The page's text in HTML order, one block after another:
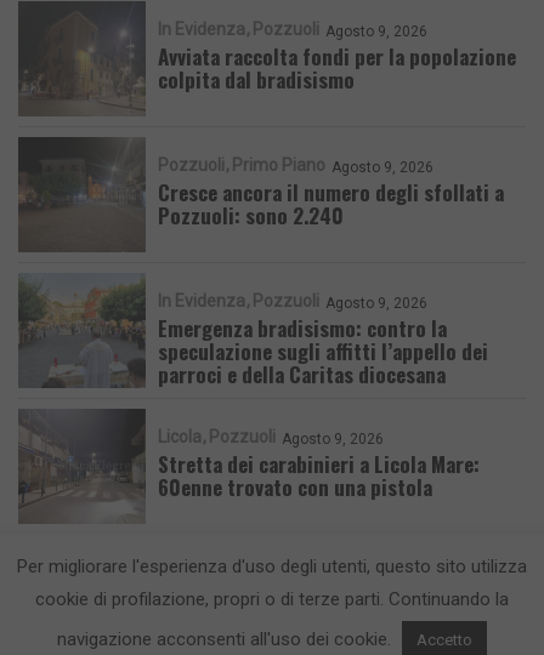
In Evidenza Pozzuoli Agosto 9, 2026
Avviata raccolta fondi per la popolazione
colpita dal bradisismo
Pozzuoli Primo Piano Agosto 9, 2026
Cresce ancora il numero degli sfollati a
Pozzuoli: sono 2.240
In Evidenza Pozzuoli Agosto 9, 2026
Emergenza bradisismo: contro la
speculazione sugli affitti l’appello dei
parroci e della Caritas diocesana
Licola Pozzuoli Agosto 9, 2026
Stretta dei carabinieri a Licola Mare:
60enne trovato con una pistola
Per migliorare l'esperienza d'uso degli utenti, questo sito utilizza
cookie di profilazione, propri o di terze parti. Continuando la
navigazione acconsenti all'uso dei cookie.
Accetto